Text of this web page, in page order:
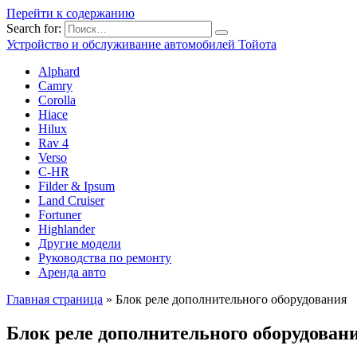
Перейти к содержанию
Search for:
Устройство и обслуживание автомобилей Тойота
Alphard
Camry
Corolla
Hiace
Hilux
Rav 4
Verso
C-HR
Filder & Ipsum
Land Cruiser
Fortuner
Highlander
Другие модели
Руководства по ремонту
Аренда авто
Главная страница » Блок реле дополнительного оборудования
Блок реле дополнительного